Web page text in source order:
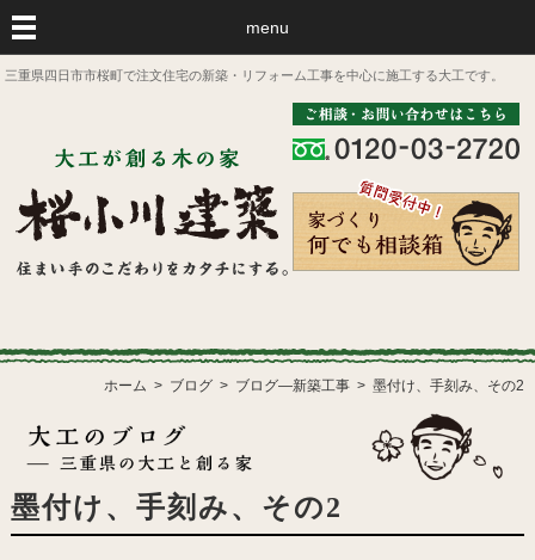
menu
三重県四日市市桜町で注文住宅の新築・リフォーム工事を中心に施工する大工です。
ホーム ブログ ブログ―新築工事 墨付け、手刻み、その2
墨付け、手刻み、その2